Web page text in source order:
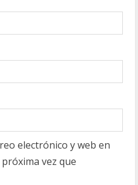
electrónico y web en
vez que